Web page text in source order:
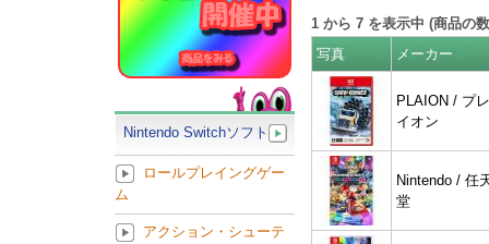
1 から 7 を表示中 (商品の
写真
メーカー
PLAION / プレ
イオン
Nintendo / 任
堂
Nintendo Switchソフト
ロールプレイングゲー
ム
アクション・シューテ